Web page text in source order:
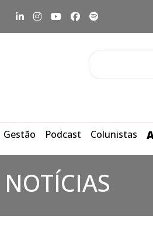
Gestão Podcast Colunistas
NOTÍCIAS